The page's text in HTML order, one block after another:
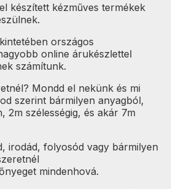
készített kézműves termékek
országos
online árukészlettel
számítunk.
Mondd el nekünk és mi
szerint bármilyen anyagból,
2m szélességig, és akár 7m
irodád, folyosód vagy bármilyen
mindenhová.